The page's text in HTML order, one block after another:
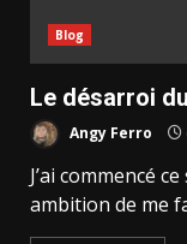
Blog
Le désarroi
Angy Ferro
J’ai commencé
ambition de me